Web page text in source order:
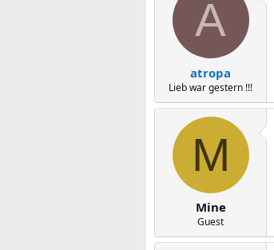
A
atropa
Lieb war gestern !!!
M
Mine
Guest